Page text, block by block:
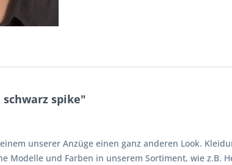
spike"
unserer Anzüge einen ganz anderen Look.
Modelle und Farben in unserem Sortiment, wie z.B.